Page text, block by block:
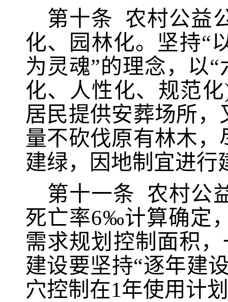
第十条
农村公益
化、园林化。坚持“
为灵魂”的理念，以“
化、人性化、规范化
居民提供安葬场所
量不砍伐原有林木
建绿，因地制宜进行
第十一条
农村公
死亡率6‰计算确定
需求规划控制面积
建设要坚持“逐年建
穴控制在1年使用计